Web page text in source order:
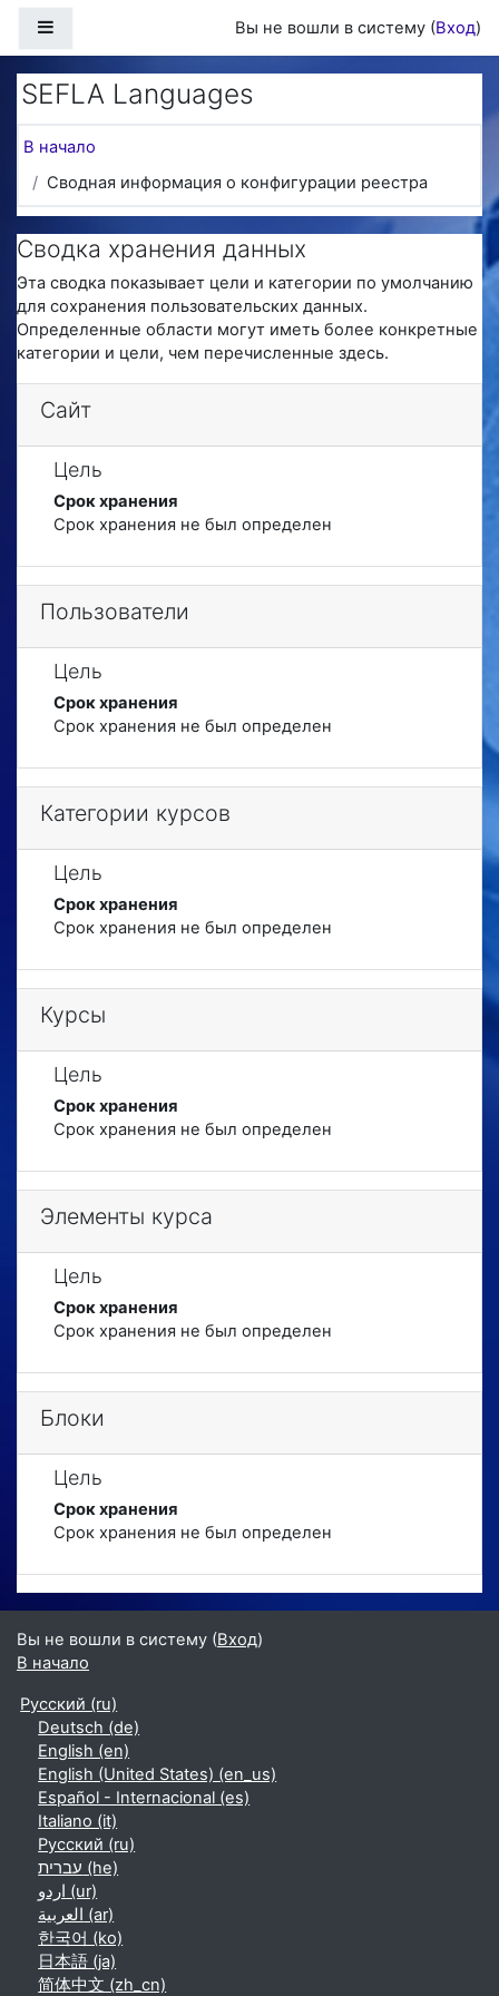
Вы не вошли в систему (Вход)
SEFLA Languages
В начало
Сводная информация о конфигурации реестра
Сводка хранения данных
Эта сводка показывает цели и категории по умолчанию
для сохранения пользовательских данных.
Определенные области могут иметь более конкретные
категории и цели, чем перечисленные здесь.
Сайт
Цель
Срок хранения
Срок хранения не был определен
Пользователи
Цель
Срок хранения
Срок хранения не был определен
Категории курсов
Цель
Срок хранения
Срок хранения не был определен
Курсы
Цель
Срок хранения
Срок хранения не был определен
Элементы курса
Цель
Срок хранения
Срок хранения не был определен
Блоки
Цель
Срок хранения
Срок хранения не был определен
Вы не вошли в систему (Вход)
В начало
Русский ‎(ru)‎
Deutsch ‎(de)‎
English ‎(en)‎
English (United States) ‎(en_us)‎
Español - Internacional ‎(es)‎
Italiano ‎(it)‎
Русский ‎(ru)‎
עברית ‎(he)‎
اردو ‎(ur)‎
العربية ‎(ar)‎
한국어 ‎(ko)‎
日本語 ‎(ja)‎
简体中文 ‎(zh_cn)‎